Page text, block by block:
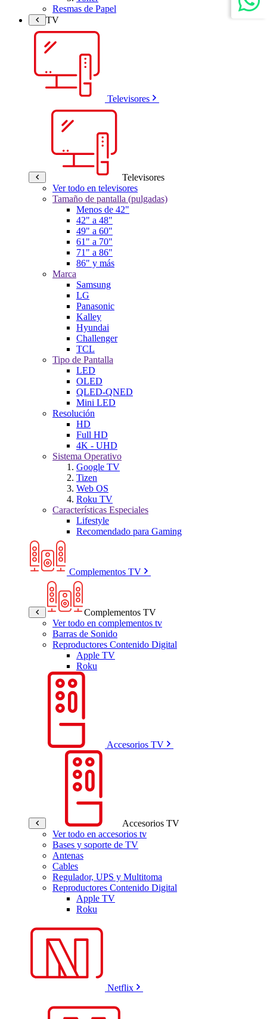
Resmas de Papel
TV
Televisores
Televisores
Ver todo en televisores
Tamaño de pantalla (pulgadas)
Menos de 42"
42" a 48"
49" a 60"
61" a 70"
71" a 86"
86" y más
Marca
Samsung
LG
Panasonic
Kalley
Hyundai
Challenger
TCL
Tipo de Pantalla
LED
OLED
QLED-QNED
Mini LED
Resolución
HD
Full HD
4K - UHD
Sistema Operativo
Google TV
Tizen
Web OS
Roku TV
Características Especiales
Lifestyle
Recomendado para Gaming
Complementos TV
Complementos TV
Ver todo en complementos tv
Barras de Sonido
Reproductores Contenido Digital
Apple TV
Roku
Accesorios TV
Accesorios TV
Ver todo en accesorios tv
Bases y soporte de TV
Antenas
Cables
Regulador, UPS y Multitoma
Reproductores Contenido Digital
Apple TV
Roku
Netflix